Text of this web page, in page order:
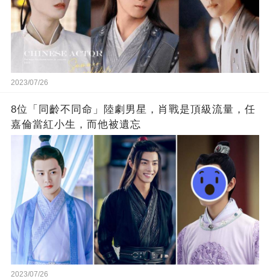
2023/07/26
8位「同齡不同命」陸劇男星，肖戰是頂級流量，任
嘉倫當紅小生，而他被遺忘
2023/07/26